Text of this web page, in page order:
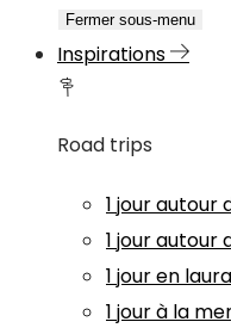
Fermer sous-menu
Inspirations
Road trips
1 jour autour
1 jour autour
1 jour en
1 jour à la